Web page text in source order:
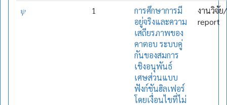
𝜓 1
การศึกษาการมี
อยู่จริงและความ
เสถียรภาพของ
คาตอบ ระบบคู่
กันของสมการ
เชิงอนุพันธ์
เศษส่วนแบบ
ฟังก์ชันฮิลเฟอร์
โดยเงื่อนไขที่ไม่
งานวิจัย
report